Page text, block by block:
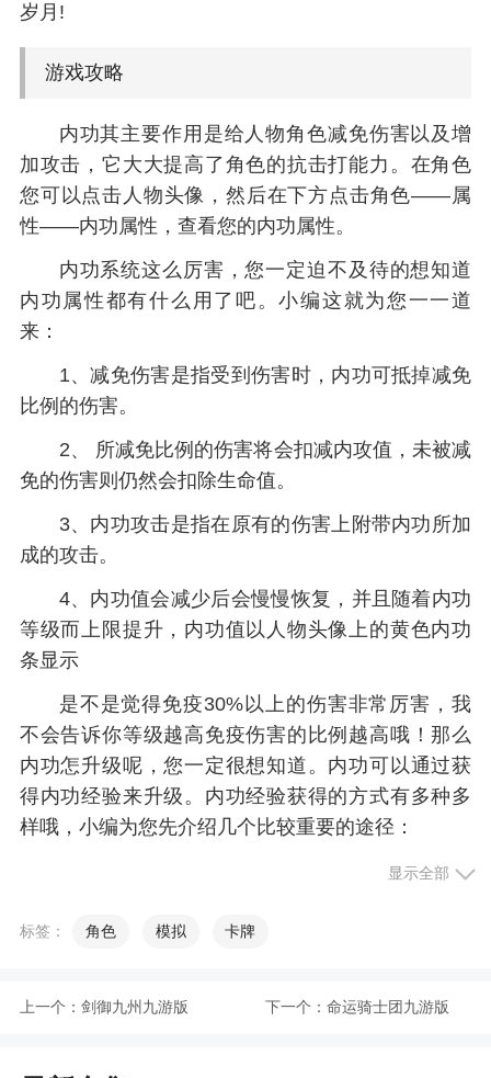
岁月!
游戏攻略
内功其主要作用是给人物角色减免伤害以及增
加攻击，它大大提高了角色的抗击打能力。在角色
您可以点击人物头像，然后在下方点击角色——属
性——内功属性，查看您的内功属性。
内功系统这么厉害，您一定迫不及待的想知道
内功属性都有什么用了吧。小编这就为您一一道
来：
1、减免伤害是指受到伤害时，内功可抵掉减免
比例的伤害。
2、 所减免比例的伤害将会扣减内攻值，未被减
免的伤害则仍然会扣除生命值。
3、内功攻击是指在原有的伤害上附带内功所加
成的攻击。
4、内功值会减少后会慢慢恢复，并且随着内功
等级而上限提升，内功值以人物头像上的黄色内功
条显示
是不是觉得免疫30%以上的伤害非常厉害，我
不会告诉你等级越高免疫伤害的比例越高哦！那么
内功怎升级呢，您一定很想知道。内功可以通过获
得内功经验来升级。内功经验获得的方式有多种多
样哦，小编为您先介绍几个比较重要的途径：
另外，开服活动——战力比拼中，会送出大量
显示全部
标签： 角色 模拟 卡牌
上一个： 剑御九州九游版 下一个： 命运骑士团九游版